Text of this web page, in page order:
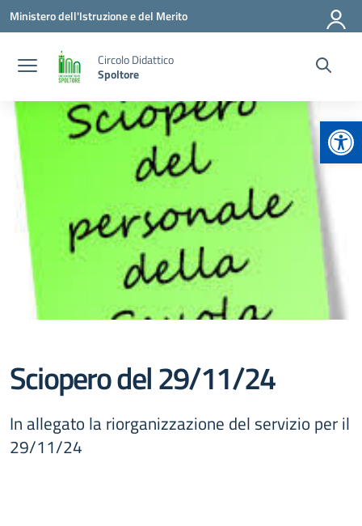
Vai ai contenuti
Vai al menu di navigazione
Vai al footer
Ministero dell'Istruzione e del Merito
Circolo Didattico
Spoltore
Sciopero del 29/11/24
In allegato la riorganizzazione del servizio per il
29/11/24